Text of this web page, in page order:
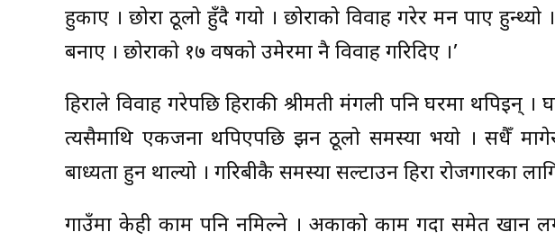
हुर्काए । छोरा ठूलो हुँदै गयो । छोराको विवाह गरेर मर्न पाए
बनाए । छोराको १७ वर्षको उमेरमा नै विवाह गरिदिए ।’
हिराले विवाह गरेपछि हिराकी श्रीमती मंगली पनि घरमा थपिइन्
त्यसैमाथि एकजना थपिएपछि झन ठूलो समस्या भयो । सधैँ
बाध्यता हुन थाल्यो । गरिबीकै समस्या सल्टाउन हिरा रोजगारका
गाउँमा केही काम पनि नमिल्ने । अर्काको काम गर्दा समेत खान